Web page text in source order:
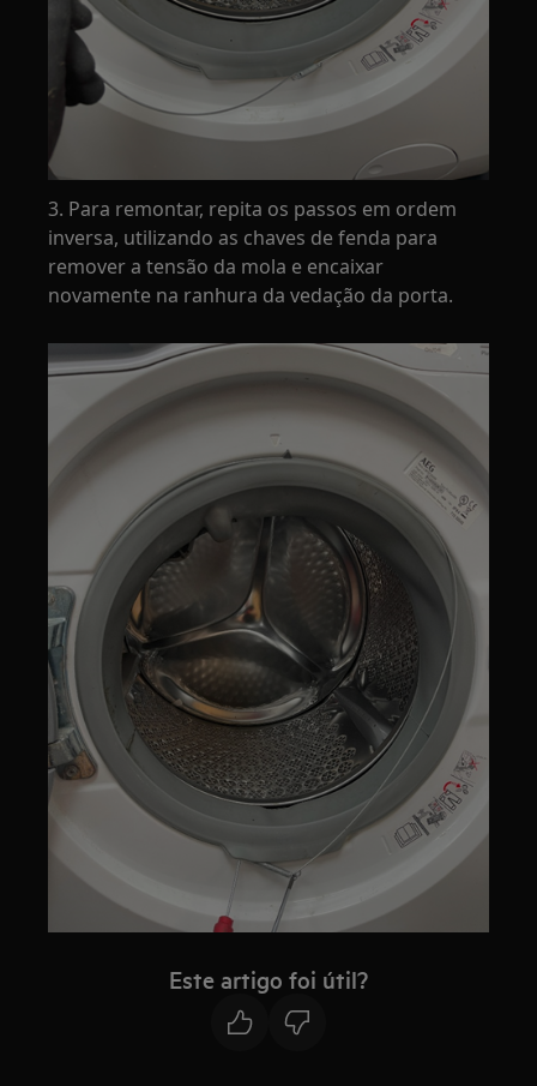
3. Para remontar, repita os passos em ordem
inversa, utilizando as chaves de fenda para
remover a tensão da mola e encaixar
novamente na ranhura da vedação da porta.
Este artigo foi útil?